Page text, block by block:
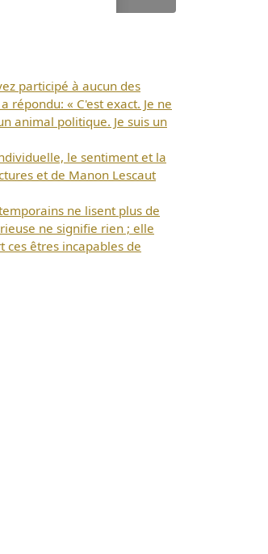
participé à aucun des
« C'est exact. Je ne
animal politique. Je suis un
le sentiment et la
et de Manon Lescaut
ne lisent plus de
ne signifie rien ; elle
êtres incapables de